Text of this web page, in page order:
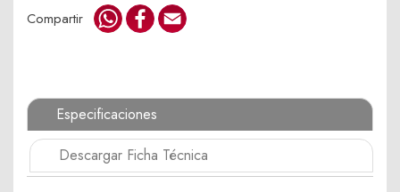
Compartir WhatsApp
Facebook
Especificaciones
Descargar Ficha Técnica